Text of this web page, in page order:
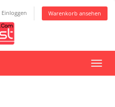
Einloggen Warenkorb ansehen
ein-/